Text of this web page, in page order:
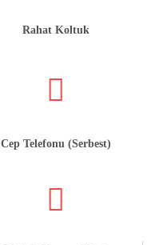
Rahat Koltuk
Cep Telefonu (Serbest)